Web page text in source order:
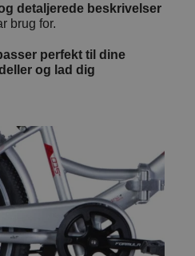
detaljerede beskrivelser
brug for.
perfekt til dine
og lad dig